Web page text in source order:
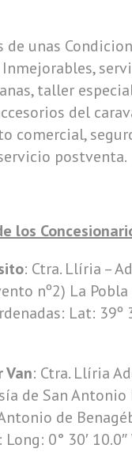
de unas
taller
del
comercial,
postventa.
los
: Ctra. Llíria –
nº2) La
Lat: 39º
Van: Ctra. Llíria
de San Antonio
de
Long: 0° 30′